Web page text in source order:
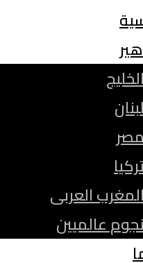
العربى
عالميين